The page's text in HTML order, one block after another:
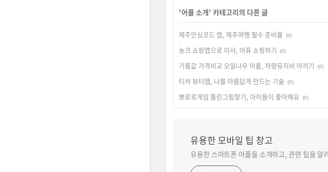
'어플 소개' 카테고리의 다른 글
제주안심코드 앱, 제주여행 필수 준비물 (0)
눙크 쇼핑앱으로 미샤, 어퓨 쇼핑하기
(0)
기름값 가격비교 오일나우 어플, 차량유지비 아끼기
(0)
티커 뷰티앱, 나를 아름답게 만드는 기술
(0)
뽀로로게임 틀린그림찾기, 아이들이 좋아해요
(0)
유용한 모바일 팁 창고
유용한 스마트폰 어플을 소개하고, 관련 팁을 알